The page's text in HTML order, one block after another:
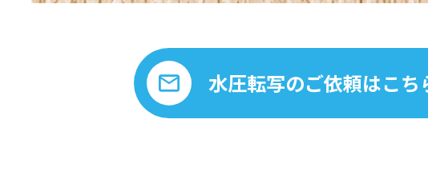
水圧転写のご依頼はこち